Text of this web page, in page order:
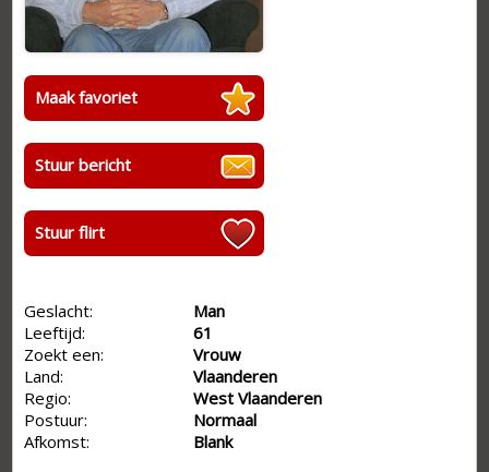
Maak favoriet
Stuur bericht
Stuur flirt
Geslacht:
Man
Leeftijd:
61
Zoekt een:
Vrouw
Land:
Vlaanderen
Regio:
West Vlaanderen
Postuur:
Normaal
Afkomst:
Blank